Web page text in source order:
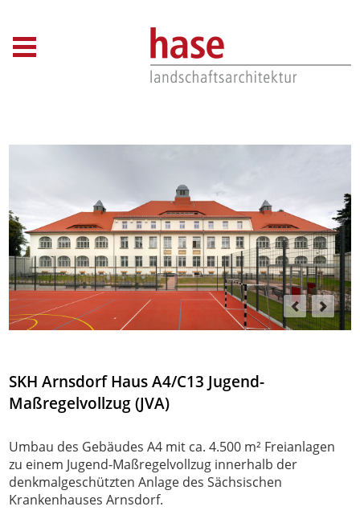
SKH Arnsdorf Haus A4/C13 Jugend-
Maßregelvollzug (JVA)
Umbau des Gebäudes A4 mit ca. 4.500 m² Freianlagen
zu einem Jugend-Maßregelvollzug innerhalb der
denkmalgeschützten Anlage des Sächsischen
Krankenhauses Arnsdorf.